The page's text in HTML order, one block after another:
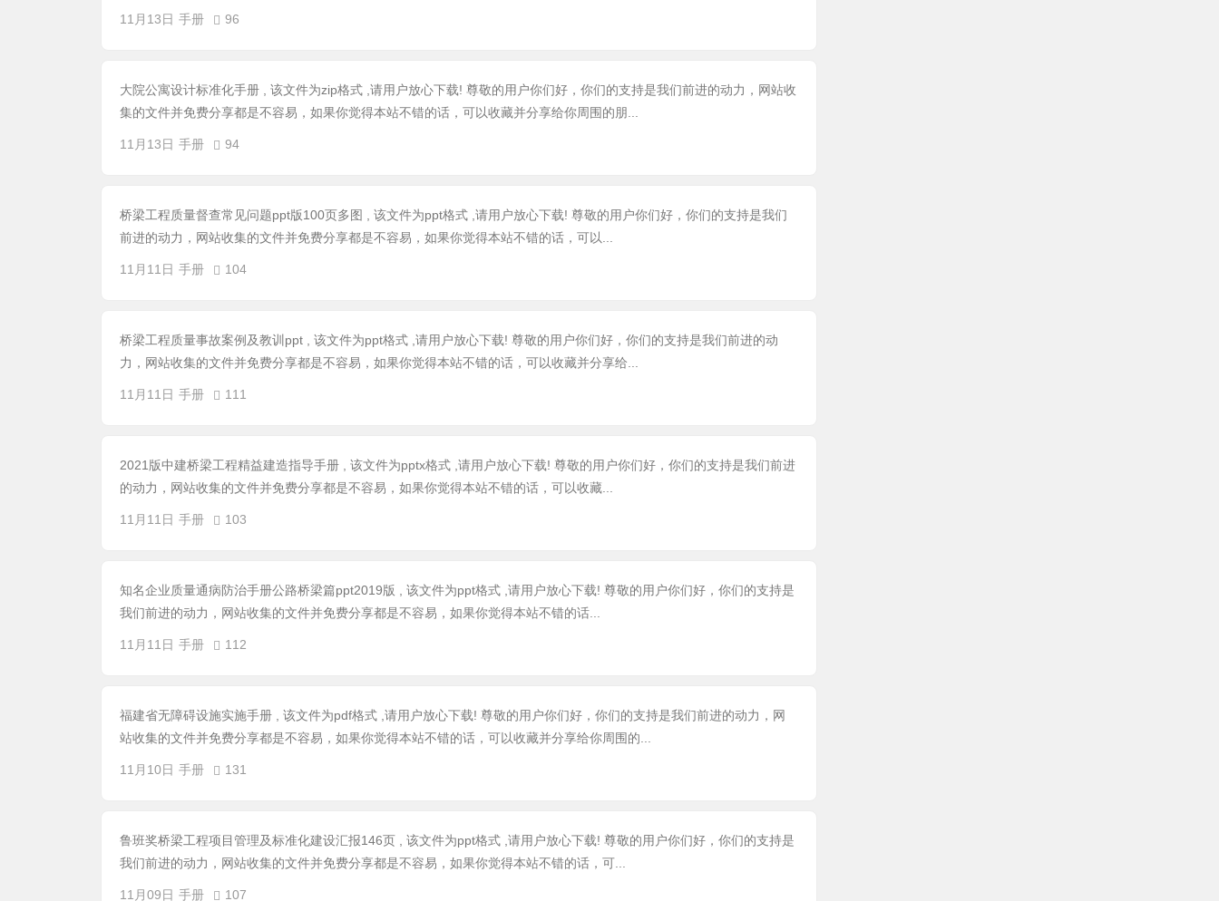
11月13日 手册 96
大院公寓设计标准化手册 , 该文件为zip格式 ,请用户放心下载! 尊敬的用户你们好，你们的支持是我们前进的动力，网站收
集的文件并免费分享都是不容易，如果你觉得本站不错的话，可以收藏并分享给你周围的朋...
11月13日 手册 94
桥梁工程质量督查常见问题ppt版100页多图 , 该文件为ppt格式 ,请用户放心下载! 尊敬的用户你们好，你们的支持是我们
前进的动力，网站收集的文件并免费分享都是不容易，如果你觉得本站不错的话，可以...
11月11日 手册 104
桥梁工程质量事故案例及教训ppt , 该文件为ppt格式 ,请用户放心下载! 尊敬的用户你们好，你们的支持是我们前进的动
力，网站收集的文件并免费分享都是不容易，如果你觉得本站不错的话，可以收藏并分享给...
11月11日 手册 111
2021版中建桥梁工程精益建造指导手册 , 该文件为pptx格式 ,请用户放心下载! 尊敬的用户你们好，你们的支持是我们前进
的动力，网站收集的文件并免费分享都是不容易，如果你觉得本站不错的话，可以收藏...
11月11日 手册 103
知名企业质量通病防治手册公路桥梁篇ppt2019版 , 该文件为ppt格式 ,请用户放心下载! 尊敬的用户你们好，你们的支持是
我们前进的动力，网站收集的文件并免费分享都是不容易，如果你觉得本站不错的话...
11月11日 手册 112
福建省无障碍设施实施手册 , 该文件为pdf格式 ,请用户放心下载! 尊敬的用户你们好，你们的支持是我们前进的动力，网
站收集的文件并免费分享都是不容易，如果你觉得本站不错的话，可以收藏并分享给你周围的...
11月10日 手册 131
鲁班奖桥梁工程项目管理及标准化建设汇报146页 , 该文件为ppt格式 ,请用户放心下载! 尊敬的用户你们好，你们的支持是
我们前进的动力，网站收集的文件并免费分享都是不容易，如果你觉得本站不错的话，可...
11月09日 手册 107